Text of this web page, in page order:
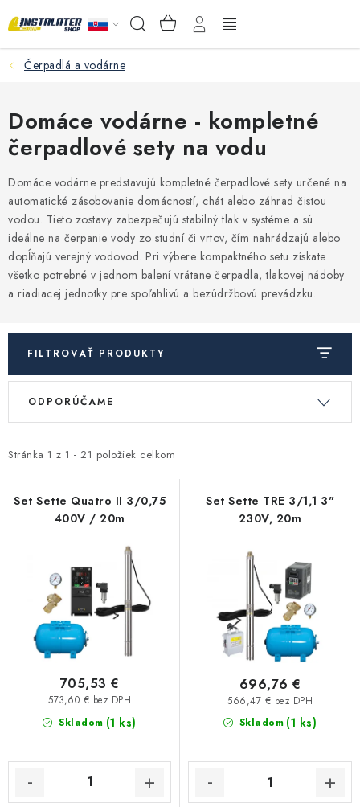
na
Hľadať NÁKUPNÝ
KOŠÍK
Inštalačný materiál
Podlahové kúrenie
Ventily a armatúry
Kúrenie a chladenie
Čerpadlá a vodárne
Filtrovanie a úprava vody
Záhrada a závlaha
Vetranie a rekuperácia
Kúpeľňa a sanita
Spojovací materiál
Akcie, Zľavy
VEĽKOOBCHOD
AKO VYBRAŤ?
PREDAJŇA - RAKOVÁ
Poštovné a doprava
Čerpadlá a vodárne
Domáce vodárne - kompletné
čerpadlové sety na vodu
Domáce vodárne predstavujú kompletné čerpadlové sety určené na
automatické zásobovanie domácností, chát alebo záhrad čistou
vodou. Tieto zostavy zabezpečujú stabilný tlak v systéme a sú
ideálne na čerpanie vody zo studní či vrtov, čím nahrádzajú alebo
dopĺňajú verejný vodovod. Pri výbere kompaktného setu získate
všetko potrebné v jednom balení vrátane čerpadla, tlakovej nádoby
a riadiacej jednotky pre spoľahlivú a bezúdržbovú prevádzku.
FILTROVAŤ PRODUKTY
V
i
p
Stránka 1 z 1 - 21 položiek celkom
R
e
ODPORÚČAME
Set Sette Quatro II 3/0,75
400V / 20m
Skladom (1 ks)
573,60 € bez DPH
705,53 €
Set Sette TRE 3/1,1 3"
230V, 20m
Skladom (1 ks)
566,47 € bez DPH
696,76 €